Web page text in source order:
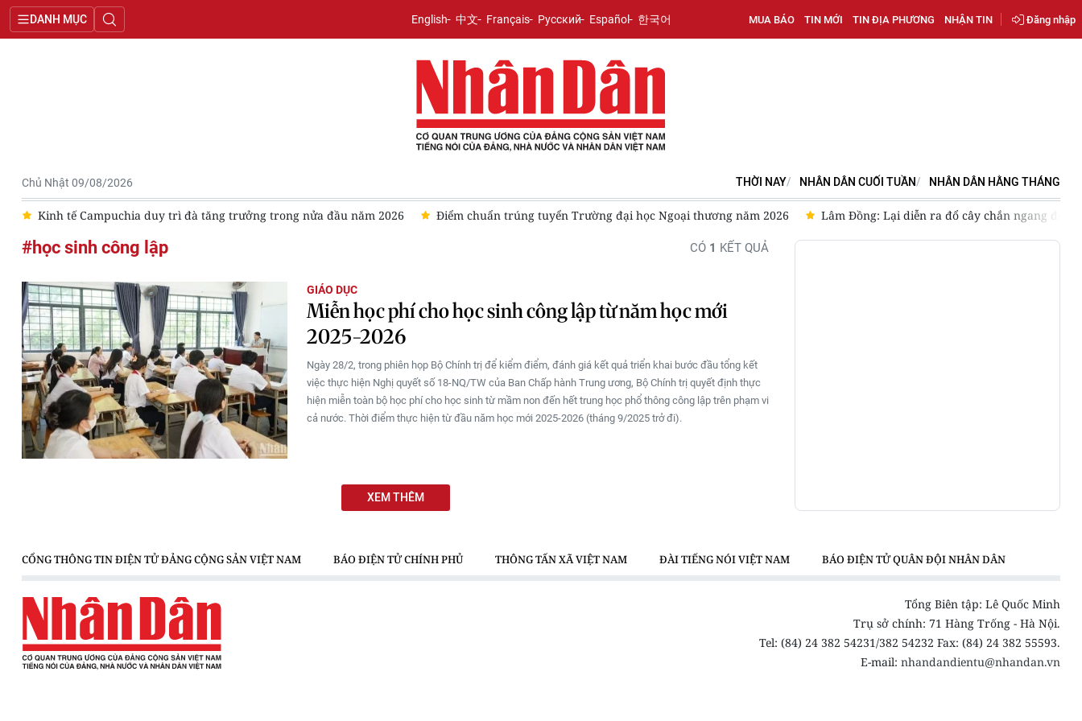
DANH MỤC English 中文 Français Русский Español 한국어 MUA BÁO TIN MỚI TIN ĐỊA PHƯƠNG NHẬN TIN Đăng nhập
Chủ Nhật 09/08/2026 THỜI NAY NHÂN DÂN CUỐI TUẦN NHÂN DÂN HẰNG THÁNG
Kinh tế Campuchia duy trì đà tăng trưởng trong nửa đầu năm 2026 Điểm chuẩn trúng tuyển Trường đại học Ngoại thương năm 2026 Lâm Đồng: Lại diễn ra đổ cây chắn ngang đèo
#học sinh công lập CÓ 1 KẾT QUẢ
GIÁO DỤC
Miễn học phí cho học sinh công lập từ năm học mới
2025-2026
Ngày 28/2, trong phiên họp Bộ Chính trị để kiểm điểm, đánh giá kết quả triển khai bước đầu tổng kết
việc thực hiện Nghị quyết số 18-NQ/TW của Ban Chấp hành Trung ương, Bộ Chính trị quyết định thực
hiện miễn toàn bộ học phí cho học sinh từ mầm non đến hết trung học phổ thông công lập trên phạm vi
cả nước. Thời điểm thực hiện từ đầu năm học mới 2025-2026 (tháng 9/2025 trở đi).
XEM THÊM
CỔNG THÔNG TIN ĐIỆN TỬ ĐẢNG CỘNG SẢN VIỆT NAM BÁO ĐIỆN TỬ CHÍNH PHỦ THÔNG TẤN XÃ VIỆT NAM ĐÀI TIẾNG NÓI VIỆT NAM BÁO ĐIỆN TỬ QUÂN ĐỘI NHÂN DÂN
Tổng Biên tập: Lê Quốc Minh
Trụ sở chính: 71 Hàng Trống - Hà Nội.
Tel: (84) 24 382 54231/382 54232 Fax: (84) 24 382 55593.
E-mail: nhandandientu@nhandan.vn